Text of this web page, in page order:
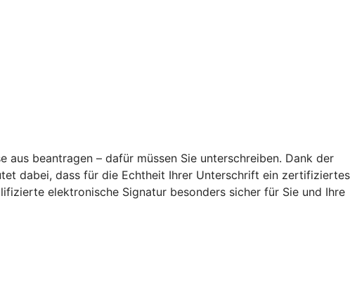
beantragen – dafür müssen Sie unterschreiben. Dank der
dabei, dass für die Echtheit Ihrer Unterschrift ein zertifiziertes
elektronische Signatur besonders sicher für Sie und Ihre